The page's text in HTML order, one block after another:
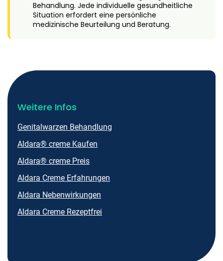
Behandlung. Jede individuelle gesundheitliche
Situation erfordert eine persönliche
medizinische Beurteilung und Beratung.
Weitere Infos
Genitalwarzen Behandlung
Aldara® creme Kaufen
Aldara® creme Preis
Aldara Creme Erfahrungen
Aldara Nebenwirkungen
Aldara Creme Rezeptfrei